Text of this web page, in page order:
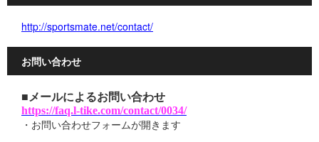
http://sportsmate.net/contact/
お問い合わせ
■メールによるお問い合わせ
https://faq.l-tike.com/contact/0034/
・お問い合わせフォームが開きます